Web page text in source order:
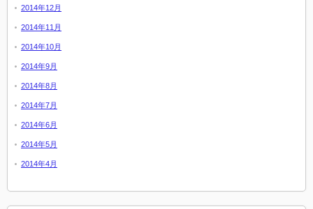
2014年12月
2014年11月
2014年10月
2014年9月
2014年8月
2014年7月
2014年6月
2014年5月
2014年4月